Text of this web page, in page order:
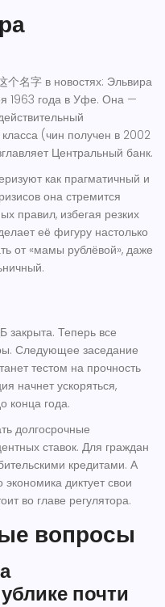
个名字 в новостях: Эльвира
1963 года в Уфе. Она —
(чин получен в 2002
Центральный банк.
как прагматичный и
она стремится
правил, избегая резких
её фигуру настолько
от «мамы рублёвой», даже
закрыта. Теперь все
Следующее заседание
тестом на прочность
начнет ускоряться,
конца года.
долгосрочные
ставок. Для граждан
кредитами. А
диктует свои
во главе регулятора.
вопросы
почти